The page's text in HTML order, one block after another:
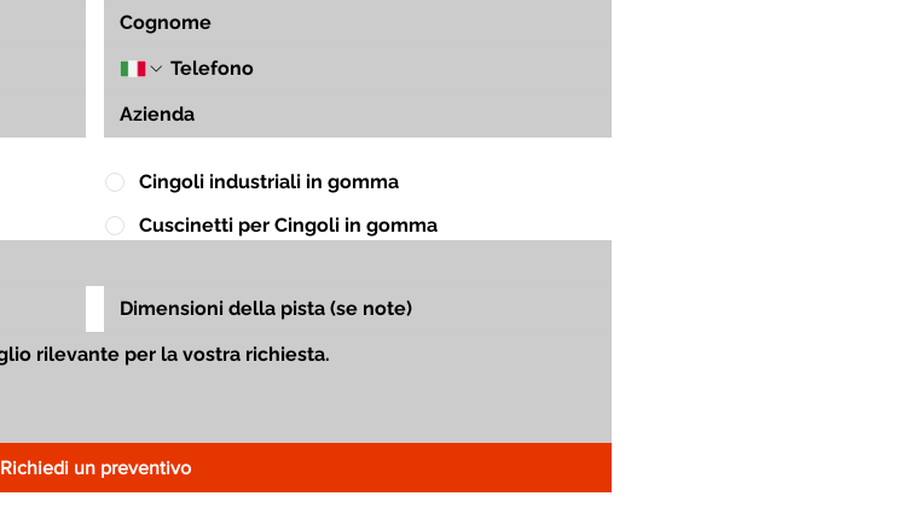
Cingoli industriali in gomma
Cuscinetti per Cingoli in gomma
Richiedi un preventivo